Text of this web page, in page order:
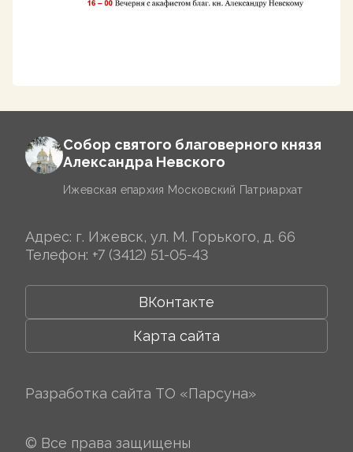
Собор святого благоверного князя
Александра Невского
Ижевская епархия Московский Патриархат
Адрес: г. Ижевск, ул. М. Горького, д. 66
Телефон: +7 (3412) 51-05-43
ВКонтакте
Карта сайта
Разработка сайта ТО «Парсуна»
© Все права защищены